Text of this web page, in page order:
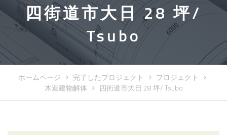
四街道市大日 28 坪/
Tsubo
ホームページ 完了したプロジェクト
プロジェクト
木造建物解体
四街道市大日 28 坪/ Tsubo